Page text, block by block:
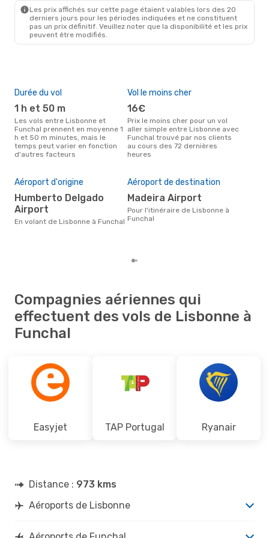
Les prix affichés sur cette page étaient valables lors des 20
derniers jours pour les périodes indiquées et ne constituent
pas un prix définitif. Veuillez noter que la disponibilité et les prix
peuvent être modifiés.
Durée du vol
1 h et 50 m
Les vols entre Lisbonne et
Funchal prennent en moyenne 1
h et 50 m minutes, mais le
temps peut varier en fonction
d'autres facteurs
Vol le moins cher
16€
Prix le moins cher pour un vol
aller simple entre Lisbonne avec
Funchal trouvé par nos clients
au cours des 72 dernières
heures
Aéroport d'origine
Humberto Delgado
Airport
En volant de Lisbonne à Funchal
Aéroport de destination
Madeira Airport
Pour l'itinéraire de Lisbonne à
Funchal
Compagnies aériennes qui
effectuent des vols de Lisbonne à
Funchal
Easyjet TAP Portugal Ryanair
Distance : 973 kms
Aéroports de Lisbonne